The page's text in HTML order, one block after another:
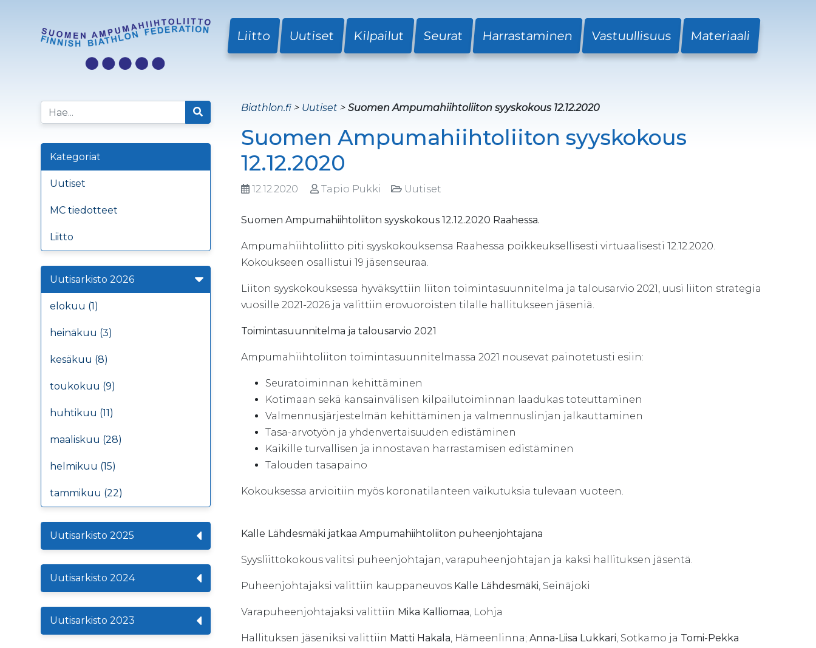
Liitto Uutiset Kilpailut Seurat Harrastaminen Vastuullisuus Materiaali
Kategoriat
Uutiset
MC tiedotteet
Liitto
Uutisarkisto 2026
elokuu (1)
heinäkuu (3)
kesäkuu (8)
toukokuu (9)
huhtikuu (11)
maaliskuu (28)
helmikuu (15)
tammikuu (22)
Uutisarkisto 2025
Uutisarkisto 2024
Uutisarkisto 2023
Biathlon.fi > Uutiset > Suomen Ampumahiihtoliiton syyskokous 12.12.2020
Suomen Ampumahiihtoliiton syyskokous
12.12.2020
12.12.2020 Tapio Pukki Uutiset
Suomen Ampumahiihtoliiton syyskokous 12.12.2020 Raahessa.
Ampumahiihtoliitto piti syyskokouksensa Raahessa poikkeuksellisesti virtuaalisesti 12.12.2020.
Kokoukseen osallistui 19 jäsenseuraa.
Liiton syyskokouksessa hyväksyttiin liiton toimintasuunnitelma ja talousarvio 2021, uusi liiton strategia
vuosille 2021-2026 ja valittiin erovuoroisten tilalle hallitukseen jäseniä.
Toimintasuunnitelma ja talousarvio 2021
Ampumahiihtoliiton toimintasuunnitelmassa 2021 nousevat painotetusti esiin:
Seuratoiminnan kehittäminen
Kotimaan sekä kansainvälisen kilpailutoiminnan laadukas toteuttaminen
Valmennusjärjestelmän kehittäminen ja valmennuslinjan jalkauttaminen
Tasa-arvotyön ja yhdenvertaisuuden edistäminen
Kaikille turvallisen ja innostavan harrastamisen edistäminen
Talouden tasapaino
Kokouksessa arvioitiin myös koronatilanteen vaikutuksia tulevaan vuoteen.
Kalle Lähdesmäki jatkaa Ampumahiihtoliiton puheenjohtajana
Syysliittokokous valitsi puheenjohtajan, varapuheenjohtajan ja kaksi hallituksen jäsentä.
Puheenjohtajaksi valittiin kauppaneuvos Kalle Lähdesmäki, Seinäjoki
Varapuheenjohtajaksi valittiin Mika Kalliomaa, Lohja
Hallituksen jäseniksi valittiin Matti Hakala, Hämeenlinna; Anna-Liisa Lukkari, Sotkamo ja Tomi-Pekka